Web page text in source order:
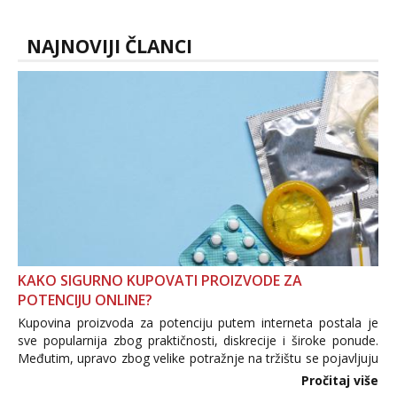
NAJNOVIJI ČLANCI
KAKO SIGURNO KUPOVATI PROIZVODE ZA
POTENCIJU ONLINE?
Kupovina proizvoda za potenciju putem interneta postala je
sve popularnija zbog praktičnosti, diskrecije i široke ponude.
Međutim, upravo zbog velike potražnje na tržištu se pojavljuju
i brojni krivotvoreni proizvodi, nepouzdane internetske
Pročitaj više